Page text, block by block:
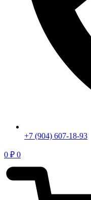
+7 (904) 607-18-93
0 ₽ 0